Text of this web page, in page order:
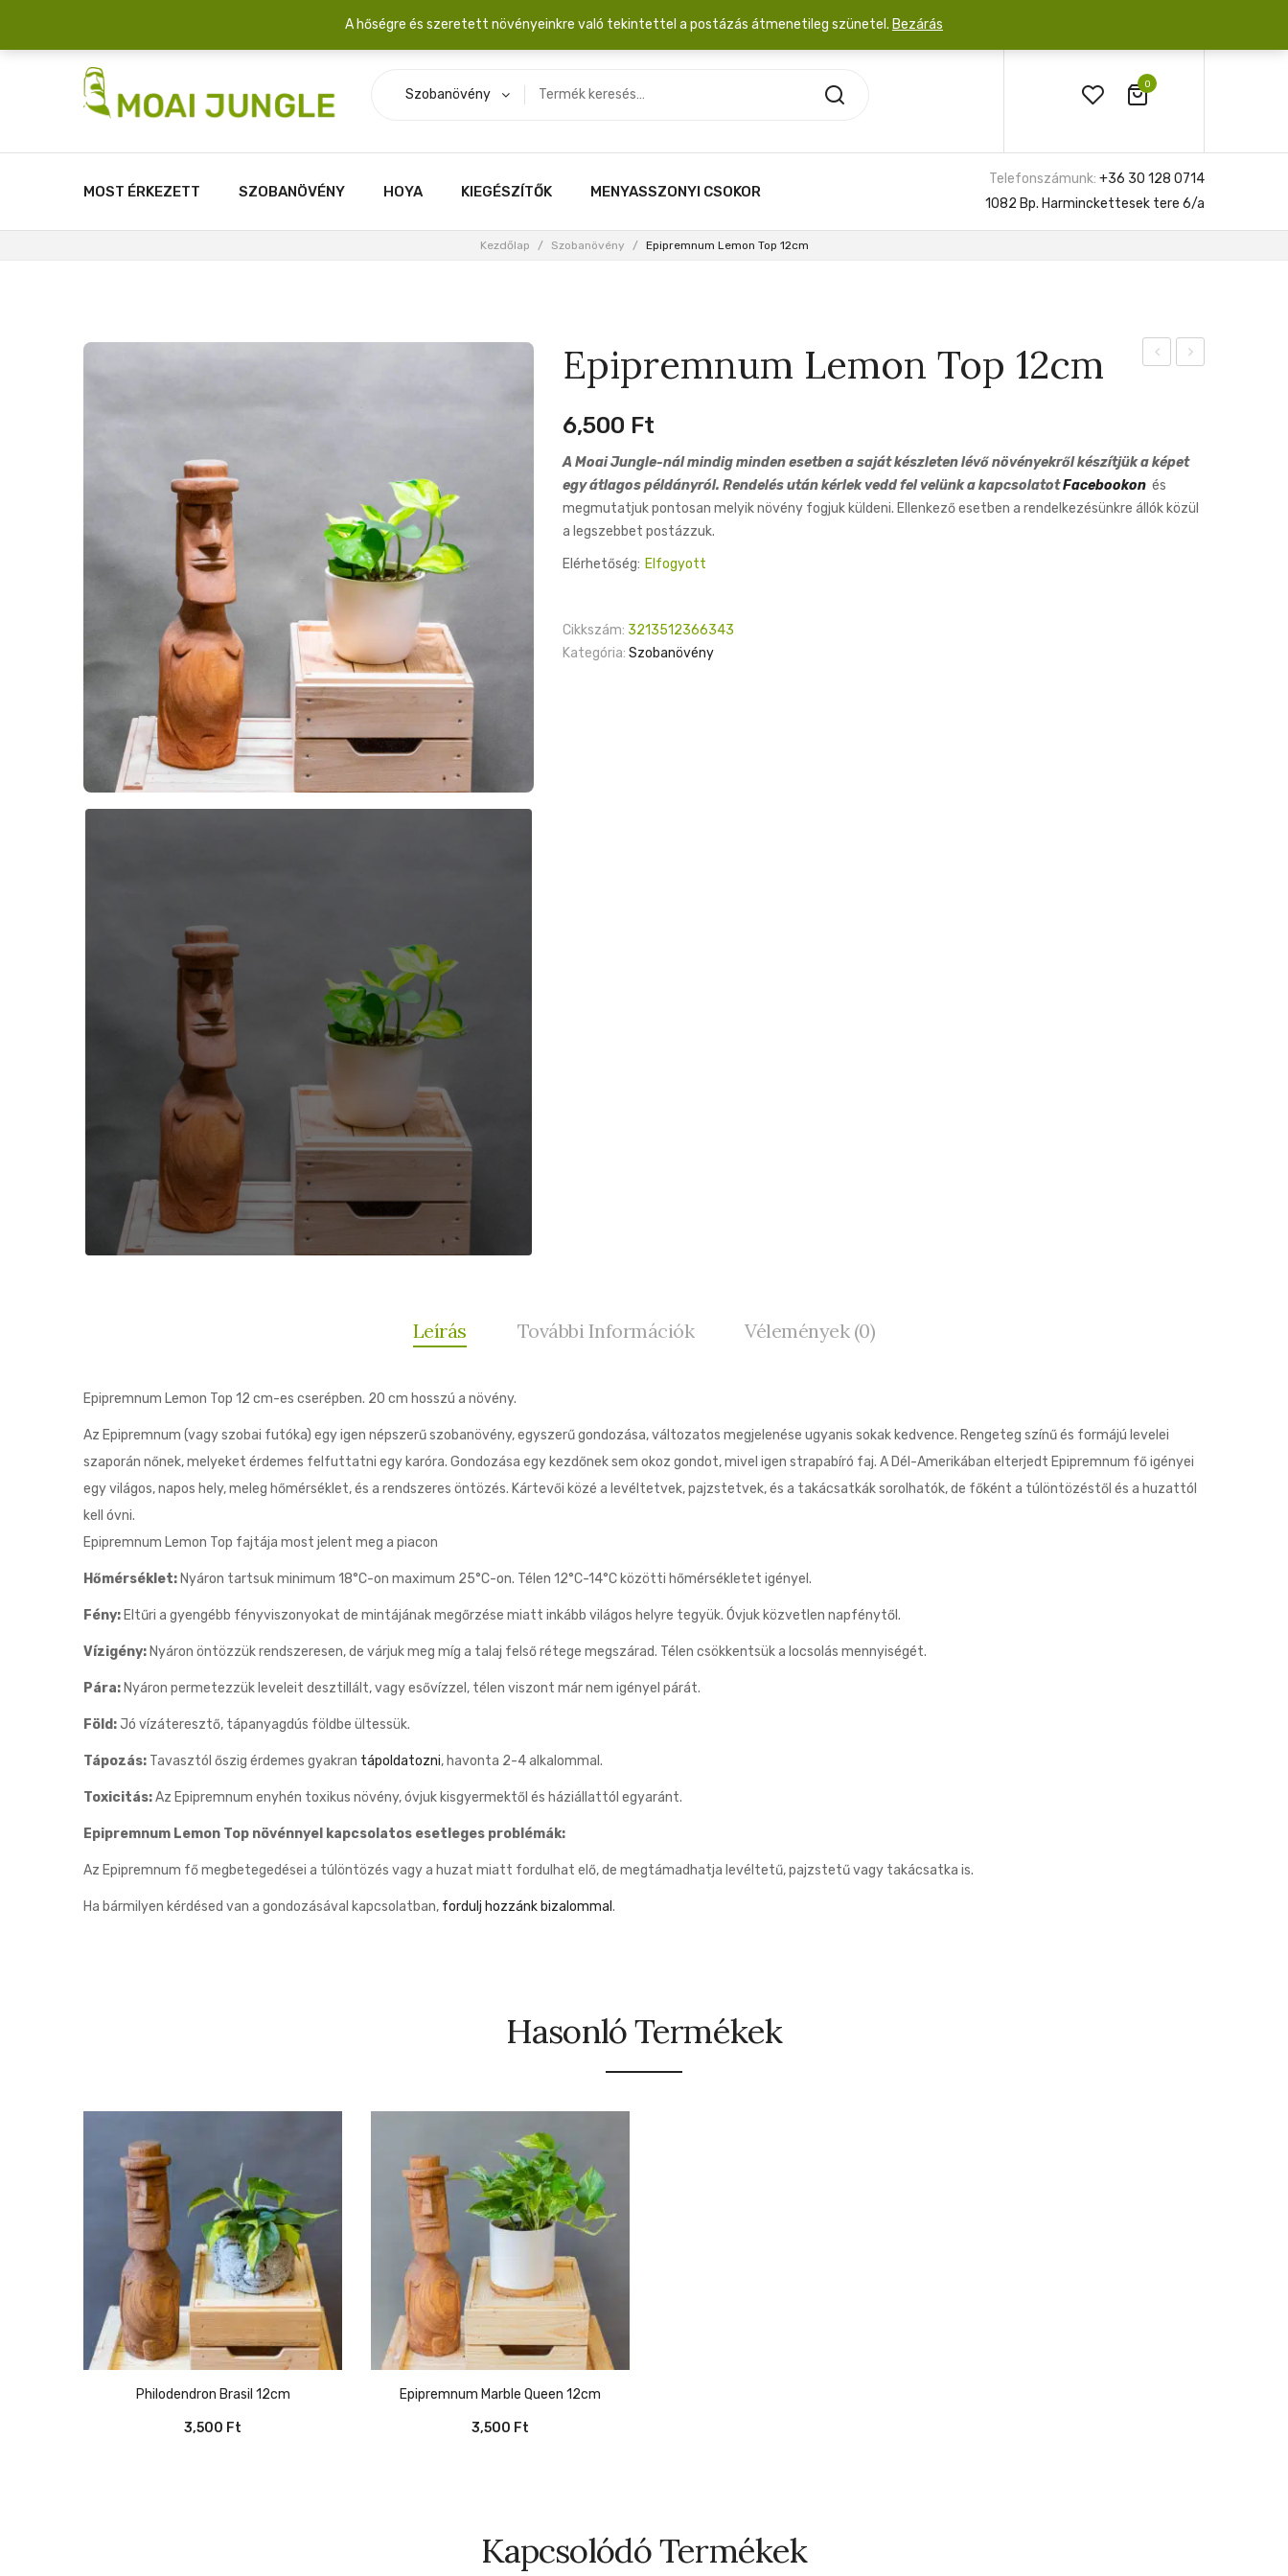
Szállítási díj: 2.200 Ft/csomag átlagosan 3-5 növény fér egy dobozba. 20.000 Ft érték felett INGYEN posta!
0
Szobanövény
MOST ÉRKEZETT SZOBANÖVÉNY HOYA KIEGÉSZÍTŐK MENYASSZONYI CSOKOR
Telefonszámunk: +36 30 128 0714
1082 Bp. Harminckettesek tere 6/a
Kezdőlap / Szobanövény / Epipremnum Lemon Top 12cm
Epipremnum Lemon Top 12cm
6,500 Ft
A Moai Jungle-nál mindig minden esetben a saját készleten lévő növényekről készítjük a képet
egy átlagos példányról. Rendelés után kérlek vedd fel velünk a kapcsolatotFacebookon és
megmutatjuk pontosan melyik növény fogjuk küldeni. Ellenkező esetben a rendelkezésünkre állók közül
a legszebbet postázzuk.
Elérhetőség: Elfogyott
Cikkszám: 3213512366343
Kategória: Szobanövény
Leírás További Információk Vélemények (0)
Epipremnum Lemon Top 12 cm-es cserépben. 20 cm hosszú a növény.
Az Epipremnum (vagy szobai futóka) egy igen népszerű szobanövény, egyszerű gondozása, változatos megjelenése ugyanis sokak kedvence. Rengeteg színű és formájú levelei
szaporán nőnek, melyeket érdemes felfuttatni egy karóra. Gondozása egy kezdőnek sem okoz gondot, mivel igen strapabíró faj. A Dél-Amerikában elterjedt Epipremnum fő igényei
egy világos, napos hely, meleg hőmérséklet, és a rendszeres öntözés. Kártevői közé a levéltetvek, pajzstetvek, és a takácsatkák sorolhatók, de főként a túlöntözéstől és a huzattól
kell óvni.
Epipremnum Lemon Top fajtája most jelent meg a piacon
Hőmérséklet: Nyáron tartsuk minimum 18°C-on maximum 25°C-on. Télen 12°C-14°C közötti hőmérsékletet igényel.
Fény: Eltűri a gyengébb fényviszonyokat de mintájának megőrzése miatt inkább világos helyre tegyük. Óvjuk közvetlen napfénytől.
Vízigény: Nyáron öntözzük rendszeresen, de várjuk meg míg a talaj felső rétege megszárad. Télen csökkentsük a locsolás mennyiségét.
Pára: Nyáron permetezzük leveleit desztillált, vagy esővízzel, télen viszont már nem igényel párát.
Föld:Jó vízáteresztő, tápanyagdús földbe ültessük.
Tápozás: Tavasztól őszig érdemes gyakran tápoldatozni, havonta 2-4 alkalommal.
Toxicitás:Az Epipremnum enyhén toxikus növény, óvjuk kisgyermektől és háziállattól egyaránt.
Epipremnum Lemon Top növénnyel kapcsolatos esetleges problémák:
Az Epipremnum fő megbetegedései a túlöntözés vagy a huzat miatt fordulhat elő, de megtámadhatja levéltetű, pajzstetű vagy takácsatka is.
Ha bármilyen kérdésed van a gondozásával kapcsolatban, fordulj hozzánk bizalommal .
Hasonló Termékek
Philodendron Brasil 12cm
3,500 Ft
Epipremnum Marble Queen 12cm
3,500 Ft
Kapcsolódó Termékek
A hőségre és szeretett növényeinkre való tekintettel a postázás átmenetileg szünetel. Bezárás